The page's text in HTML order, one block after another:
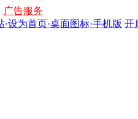
广告服务
·设为首页·桌面图标·手机版 开